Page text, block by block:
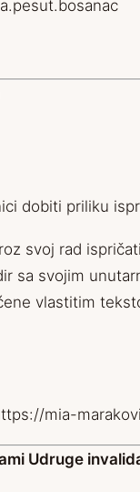
dobiti priliku
svoj rad
sa svojim
vlastitim
mia-
Udruge